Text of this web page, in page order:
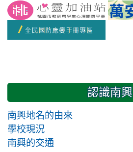
開學日
認識南興
南興地名的由來
學校現況
南興的交通